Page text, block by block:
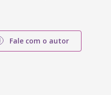
Fale com o autor